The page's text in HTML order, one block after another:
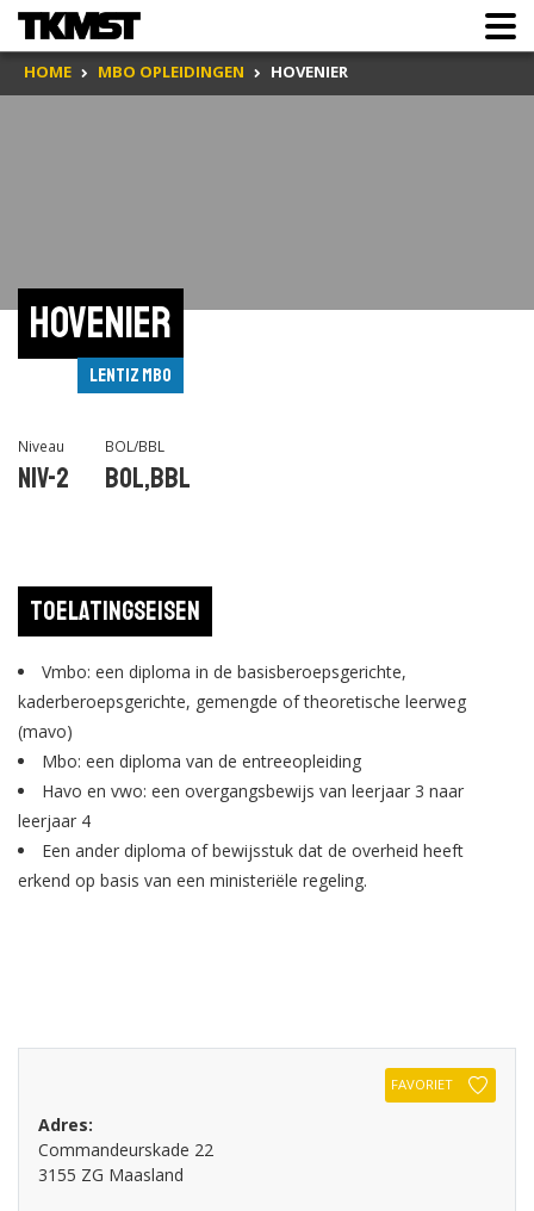
HOME MBO OPLEIDINGEN HOVENIER
Hovenier
Lentiz MBO
Niveau
Niv-2
BOL/BBL
BOL,BBL
Toelatingseisen
Vmbo: een diploma in de basisberoepsgerichte,
kaderberoepsgerichte, gemengde of theoretische leerweg
(mavo)
Mbo: een diploma van de entreeopleiding
Havo en vwo: een overgangsbewijs van leerjaar 3 naar
leerjaar 4
Een ander diploma of bewijsstuk dat de overheid heeft
erkend op basis van een ministeriële regeling.
FAVORIET
Adres:
Commandeurskade 22
3155 ZG Maasland